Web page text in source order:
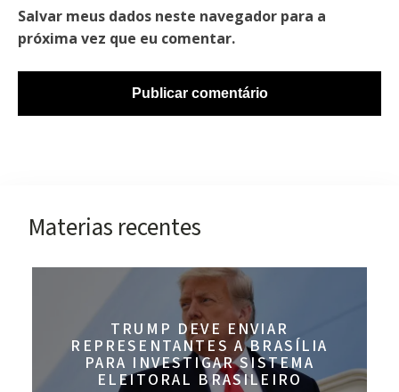
Salvar meus dados neste navegador para a
próxima vez que eu comentar.
Materias recentes
TRUMP DEVE ENVIAR
REPRESENTANTES A BRASÍLIA
PARA INVESTIGAR SISTEMA
ELEITORAL BRASILEIRO